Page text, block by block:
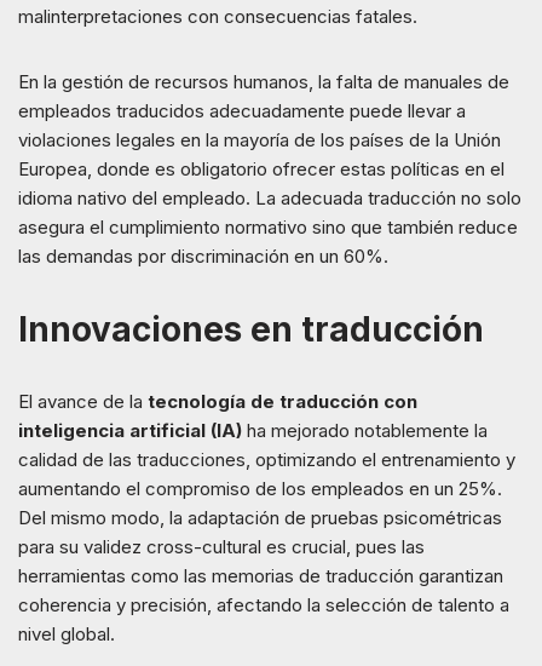
malinterpretaciones con consecuencias fatales.
En la gestión de recursos humanos, la falta de manuales de
empleados traducidos adecuadamente puede llevar a
violaciones legales en la mayoría de los países de la Unión
Europea, donde es obligatorio ofrecer estas políticas en el
idioma nativo del empleado. La adecuada traducción no solo
asegura el cumplimiento normativo sino que también reduce
las demandas por discriminación en un 60%.
Innovaciones en traducción
El avance de la tecnología de traducción con
inteligencia artificial (IA) ha mejorado notablemente la
calidad de las traducciones, optimizando el entrenamiento y
aumentando el compromiso de los empleados en un 25%.
Del mismo modo, la adaptación de pruebas psicométricas
para su validez cross-cultural es crucial, pues las
herramientas como las memorias de traducción garantizan
coherencia y precisión, afectando la selección de talento a
nivel global.